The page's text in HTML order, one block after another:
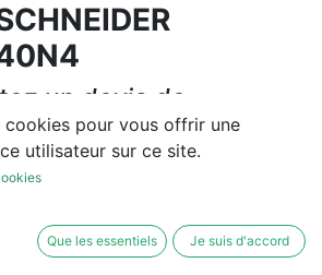
un devis de
de vente, un
site?
cookies pour vous offrir une
utilisateur sur ce site.
Que les essentiels Je suis d'accord